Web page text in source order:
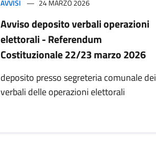
AVVISI 24 MARZO 2026
Avviso deposito verbali operazioni
elettorali - Referendum
Costituzionale 22/23 marzo 2026
deposito presso segreteria comunale dei
verbali delle operazioni elettorali